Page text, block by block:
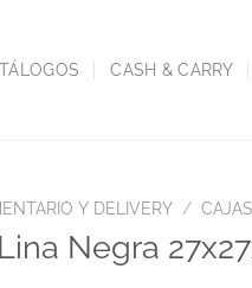
CASH & CARRY
Y DELIVERY /
Negra